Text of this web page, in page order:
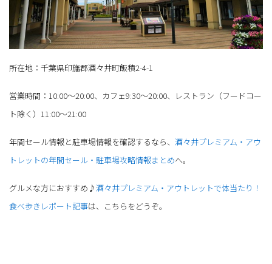
所在地：千葉県印旛郡酒々井町飯積2-4-1
営業時間：10:00～20:00、カフェ9:30～20:00、レストラン（フードコー
ト除く）11:00～21:00
年間セール情報と駐車場情報を確認するなら、 酒々井プレミアム・アウ
トレットの年間セール・駐車場攻略情報まとめへ。
グルメな方におすすめ♪酒々井プレミアム・アウトレットで体当たり！
食べ歩きレポート記事は、こちらをどうぞ。